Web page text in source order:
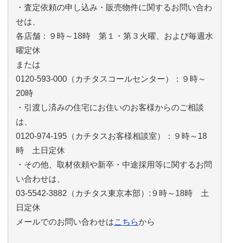
・査定依頼の申し込み・販売物件に関するお問い合わ
せは、
各店舗：９時～18時 第１・第３火曜、および毎週水
曜定休
または
0120-593-000（カチタスコールセンター）：９時～
20時
・引渡し済みの住宅にお住いのお客様からのご相談
は、
0120-974-195（カチタスお客様相談室）：９時～18
時 土日定休
・その他、取材依頼や新卒・中途採用等に関するお問
い合わせは、
03-5542-3882（カチタス東京本部）:９時～18時 土
日定休
メールでのお問い合わせはこちらから